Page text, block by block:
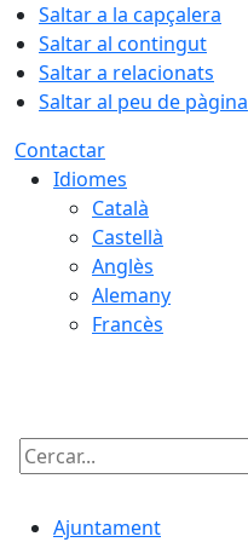
Saltar a la capçalera
Saltar al contingut
Saltar a relacionats
Saltar al peu de pàgina
Contactar
Idiomes
Català
Castellà
Anglès
Alemany
Francès
Cercar:
Ajuntament